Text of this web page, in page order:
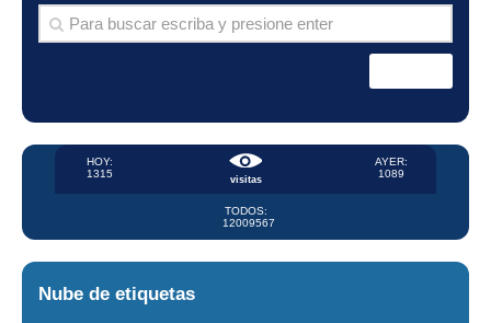
visitas
HOY:
1315
AYER:
1089
TODOS:
12009567
Nube de etiquetas